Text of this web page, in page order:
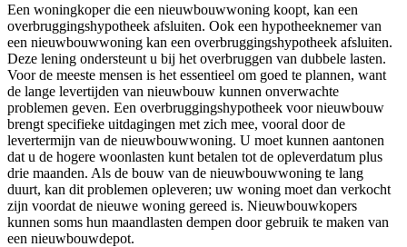
Een woningkoper die een nieuwbouwwoning koopt, kan een
overbruggingshypotheek afsluiten. Ook een hypotheeknemer van
een nieuwbouwwoning kan een overbruggingshypotheek afsluiten.
Deze lening ondersteunt u bij het overbruggen van dubbele lasten.
Voor de meeste mensen is het essentieel om goed te plannen, want
de lange levertijden van nieuwbouw kunnen onverwachte
problemen geven. Een overbruggingshypotheek voor nieuwbouw
brengt specifieke uitdagingen met zich mee, vooral door de
levertermijn van de nieuwbouwwoning. U moet kunnen aantonen
dat u de hogere woonlasten kunt betalen tot de opleverdatum plus
drie maanden. Als de bouw van de nieuwbouwwoning te lang
duurt, kan dit problemen opleveren; uw woning moet dan verkocht
zijn voordat de nieuwe woning gereed is. Nieuwbouwkopers
kunnen soms hun maandlasten dempen door gebruik te maken van
een nieuwbouwdepot.